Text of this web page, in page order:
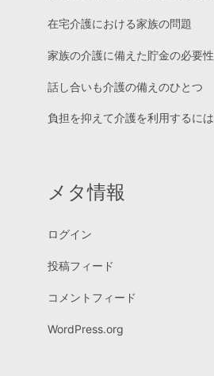
在宅介護における家族の問題
家族の介護に備えた貯金の必要性
話し合いも介護の備えのひとつ
負担を抑えて介護を利用するには
メタ情報
ログイン
投稿フィード
コメントフィード
WordPress.org